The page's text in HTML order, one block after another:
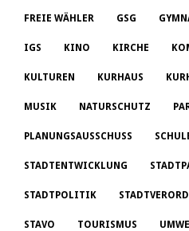
FREIE WÄHLER GSG
IGS KINO KIRCHE
KULTUREN KURHAUS
MUSIK NATURSCHUTZ
PLANUNGSAUSSCHUSS
STADTENTWICKLUNG
STADTPOLITIK
STAVO TOURISMUS